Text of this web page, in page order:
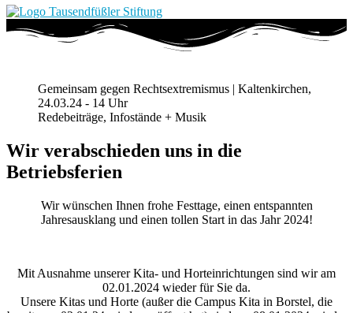
Gemeinsam gegen Rechtsextremismus | Kaltenkirchen,
24.03.24 - 14 Uhr
Redebeiträge, Infostände + Musik
Wir verabschieden uns in die
Betriebsferien
Wir wünschen Ihnen frohe Festtage, einen entspannten
Jahresausklang und einen tollen Start in das Jahr 2024!
Mit Ausnahme unserer Kita- und Horteinrichtungen sind wir am
02.01.2024 wieder für Sie da.
Unsere Kitas und Horte (außer die Campus Kita in Borstel, die